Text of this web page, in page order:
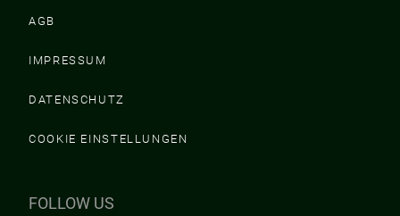
AGB
IMPRESSUM
DATENSCHUTZ
COOKIE EINSTELLUNGEN
FOLLOW US